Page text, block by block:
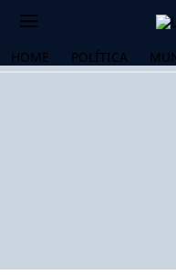
HOME POLÍTICA